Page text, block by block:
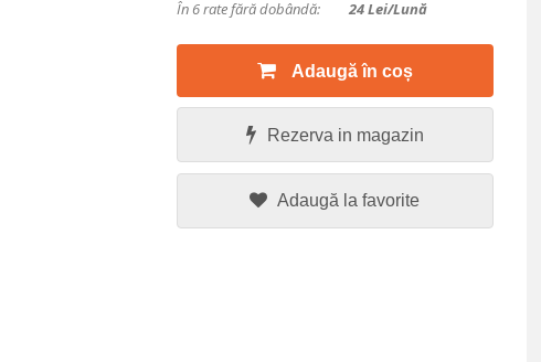
În 6 rate fără dobândă: 24Lei/lună
Adaugă în coș
Rezerva in magazin
Adaugă la favorite